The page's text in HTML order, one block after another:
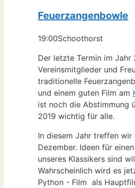
Feuerzangenbowle
19:00Schoothorst
Der letzte Termin im Jahr
Vereinsmitglieder und
traditionelle
und einem guten Film am
ist noch die Abstimmung
2019 wichtig für alle.
In diesem Jahr treffen wir
Dezember. Ideen für
unseres Klassikers sind
Wahrscheinlich wird es
Python - Film als